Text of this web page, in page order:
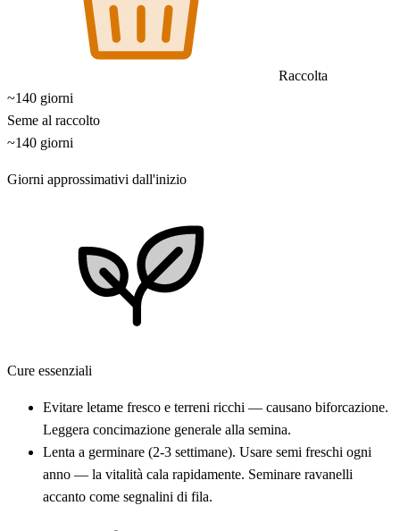
Raccolta
~140 giorni
Seme al raccolto
~140 giorni
Giorni approssimativi dall'inizio
Cure essenziali
Evitare letame fresco e terreni ricchi — causano biforcazione.
Leggera concimazione generale alla semina.
Lenta a germinare (2-3 settimane). Usare semi freschi ogni
anno — la vitalità cala rapidamente. Seminare ravanelli
accanto come segnalini di fila.